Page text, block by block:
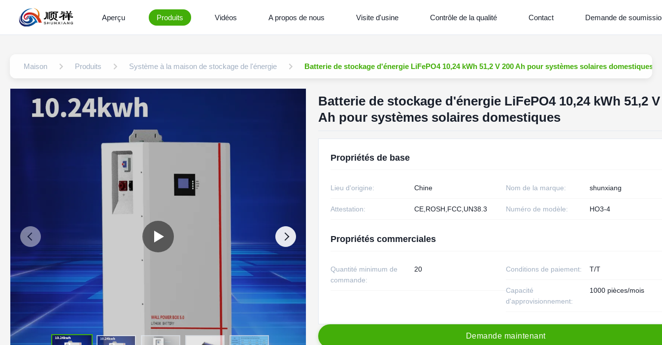
Aperçu Produits Vidéos A propos de nous Visite d'usine Contrôle de la qualité Contact Demande de
Maison Produits Système à la maison de stockage de l'énergie Batterie de stockage d'énergie LiFePO4 10,24 kWh 51,2 V 200 Ah pour systèmes solaires domestiques
Batterie de stockage d'énergie LiFePO4 10,24 kWh 51,2 V
Ah pour systèmes solaires domestiques
Propriétés de base
Lieu d'origine: Chine Nom de la marque: shunxiang
Attestation: CE,ROSH,FCC,UN38.3 Numéro de modèle: HO3-4
Propriétés commerciales
Quantité minimum de
commande:
20 Conditions de paiement: T/T
Capacité
d'approvisionnement:
1000 pièces/mois
Demande maintenant